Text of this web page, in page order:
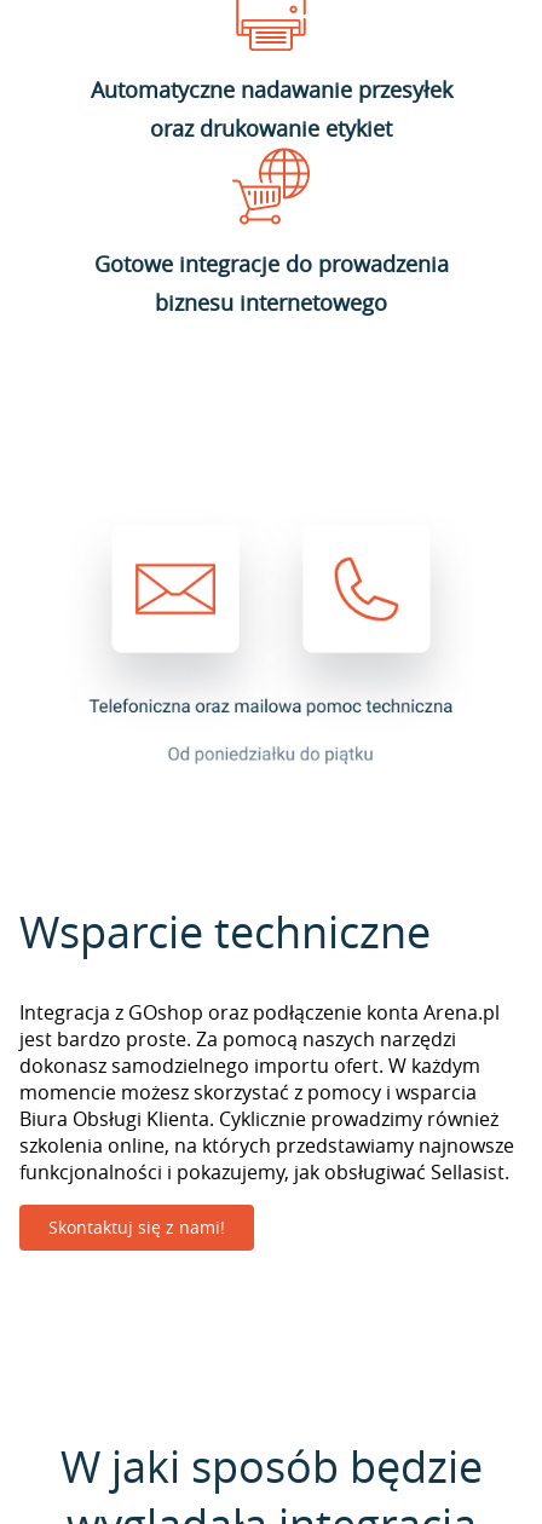
Automatyczne nadawanie przesyłek
oraz drukowanie etykiet
Gotowe integracje do prowadzenia
biznesu internetowego
Wsparcie techniczne
Integracja z GOshop oraz podłączenie konta Arena.pl
jest bardzo proste. Za pomocą naszych narzędzi
dokonasz samodzielnego importu ofert. W każdym
momencie możesz skorzystać z pomocy i wsparcia
Biura Obsługi Klienta. Cyklicznie prowadzimy również
szkolenia online, na których przedstawiamy najnowsze
funkcjonalności i pokazujemy, jak obsługiwać Sellasist.
Skontaktuj się z nami!
W jaki sposób będzie